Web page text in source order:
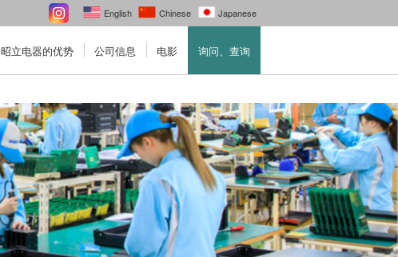
English Chinese Japanese
昭立电器的优势 公司信息 电影 询问、查询